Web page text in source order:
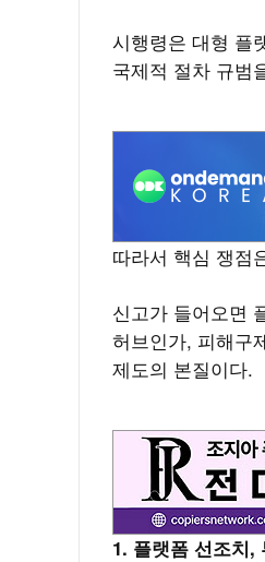
시행령은 대형 플
국제적 절차 규범
따라서 핵심 쟁점
신고가 들어오면
허브인가, 피해구
제도의 본질이다.
1. 플랫폼 선조치,